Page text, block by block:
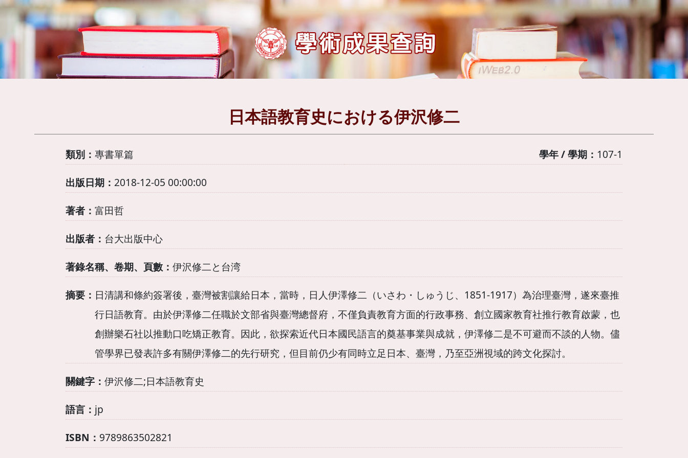
日本語教育史における伊沢修二
類別： 專書單篇 學年 / 學期： 107-1
出版日期： 2018-12-05 00:00:00
著者： 富田哲
出版者： 台大出版中心
著錄名稱、卷期、頁數： 伊沢修二と台湾
摘要： 日清講和條約簽署後，臺灣被割讓給日本，當時，日人伊澤修二（いさわ・しゅうじ、1851-1917）為治理臺灣，遂來臺推
行日語教育。由於伊澤修二任職於文部省與臺灣總督府，不僅負責教育方面的行政事務、創立國家教育社推行教育啟蒙，也
創辦樂石社以推動口吃矯正教育。因此，欲探索近代日本國民語言的奠基事業與成就，伊澤修二是不可避而不談的人物。儘
管學界已發表許多有關伊澤修二的先行研究，但目前仍少有同時立足日本、臺灣，乃至亞洲視域的跨文化探討。
關鍵字： 伊沢修二;日本語教育史
語言： jp
ISBN： 9789863502821